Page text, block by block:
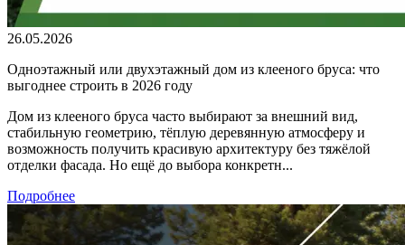
26.05.2026
Одноэтажный или двухэтажный дом из клееного бруса: что
выгоднее строить в 2026 году
Дом из клееного бруса часто выбирают за внешний вид,
стабильную геометрию, тёплую деревянную атмосферу и
возможность получить красивую архитектуру без тяжёлой
отделки фасада. Но ещё до выбора конкретн...
Подробнее